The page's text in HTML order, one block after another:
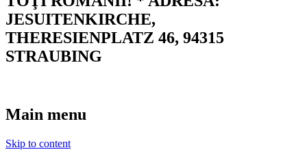
JESUITENKIRCHE,
THERESIENPLATZ 46, 94315
STRAUBING
Main menu
Skip to content